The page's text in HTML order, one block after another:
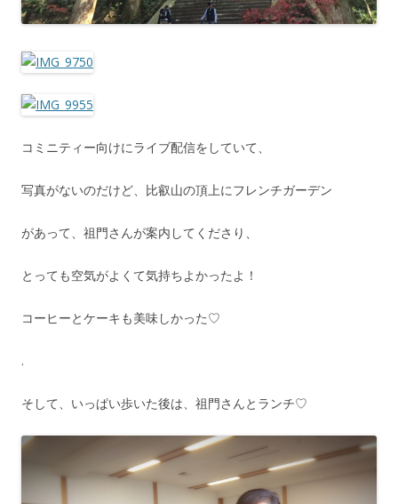
コミニティー向けにライブ配信をしていて、
写真がないのだけど、比叡山の頂上にフレンチガーデン
があって、祖門さんが案内してくださり、
とっても空気がよくて気持ちよかったよ！
コーヒーとケーキも美味しかった♡
.
そして、いっぱい歩いた後は、祖門さんとランチ♡